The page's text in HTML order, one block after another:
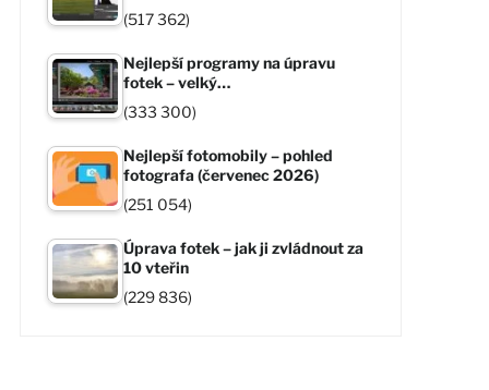
(517 362)
Nejlepší programy na úpravu
fotek – velký…
(333 300)
Nejlepší fotomobily – pohled
fotografa (červenec 2026)
(251 054)
Úprava fotek – jak ji zvládnout za
10 vteřin
(229 836)